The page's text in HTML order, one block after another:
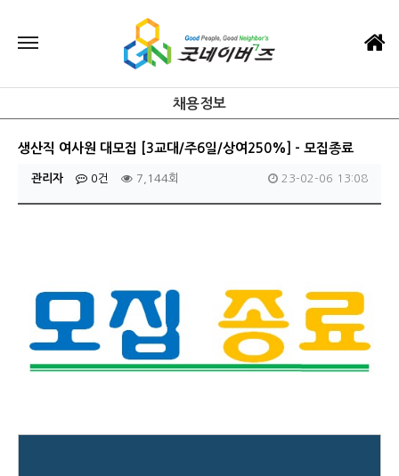
채용정보
생산직 여사원 대모집 [3교대/주6일/상여250%] - 모집종료
관리자 0건 7,144회 23-02-06 13:08